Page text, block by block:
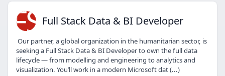
FS Full Stack Data & BI Developer
Our partner, a global organization in the humanitarian sector, is
seeking a Full Stack Data & BI Developer to own the full data
lifecycle — from modelling and engineering to analytics and
visualization. You’ll work in a modern Microsoft dat (...)